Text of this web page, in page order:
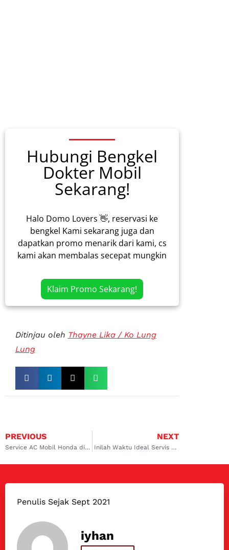
Hubungi Bengkel
Dokter Mobil
Sekarang!
Halo Domo Lovers 👋, reservasi ke
bengkel Kami sekarang juga dan
dapatkan promo menarik dari kami, cs
kami akan membalas secepat mungkin
Klaim Promo Sekarang!
Ditinjau oleh Thayne Lika / Ko Lung
Lung
PREVIOUS
Service AC Mobil Honda di Lippo Karawaci dengan Teknologi Canggih di Dokter Mobil
NEXT
Inilah Waktu Ideal Servis Mobil untuk Mudik Lebaran
Penulis Sejak Sept 2021
iyhan